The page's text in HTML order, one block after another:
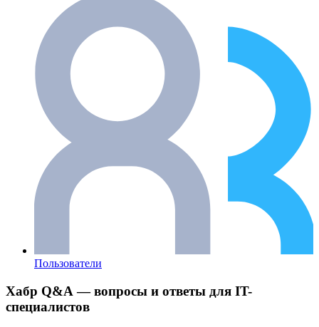
Пользователи
Хабр Q&A — вопросы и ответы для IT-
специалистов